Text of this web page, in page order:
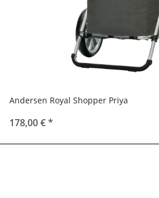
Andersen Royal Shopper Priya
178,00 €*